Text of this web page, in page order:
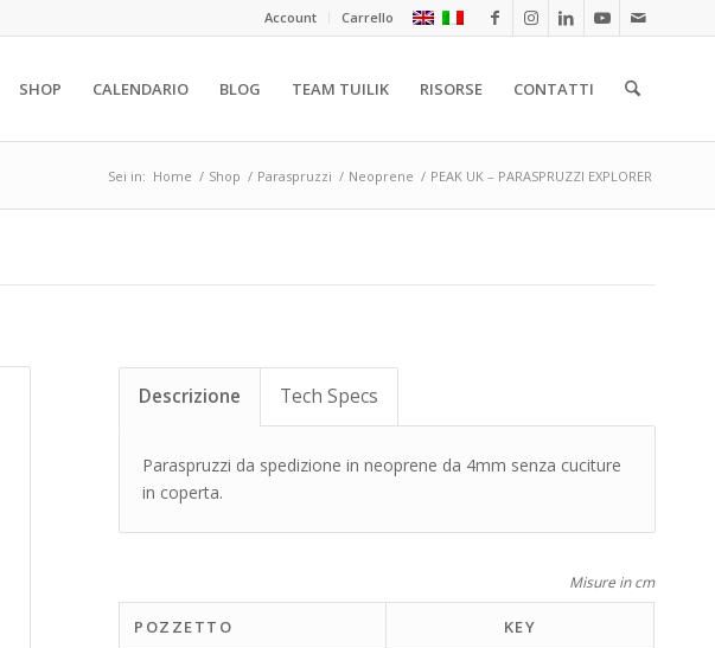
Account Carrello
SHOP CALENDARIO BLOG TEAM TUILIK RISORSE CONTATTI
Sei in: Home / Shop / Paraspruzzi / Neoprene / PEAK UK – PARASPRUZZI EXPLORER
Descrizione Tech Specs
Paraspruzzi da spedizione in neoprene da 4mm senza cuciture
in coperta.
Misure in cm
POZZETTO KEY